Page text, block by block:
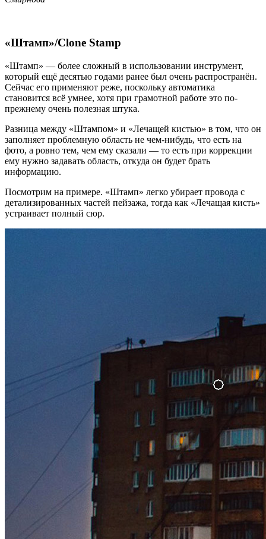
«Штамп»/Clone Stamp
«Штамп» — более сложный в использовании инструмент,
который ещё десятью годами ранее был очень распространён.
Сейчас его применяют реже, поскольку автоматика
становится всё умнее, хотя при грамотной работе это по-
прежнему очень полезная штука.
Разница между «Штампом» и «Лечащей кистью» в том, что он
заполняет проблемную область не чем-нибудь, что есть на
фото, а ровно тем, чем ему сказали — то есть при коррекции
ему нужно задавать область, откуда он будет брать
информацию.
Посмотрим на примере. «Штамп» легко убирает провода с
детализированных частей пейзажа, тогда как «Лечащая кисть»
устраивает полный сюр.